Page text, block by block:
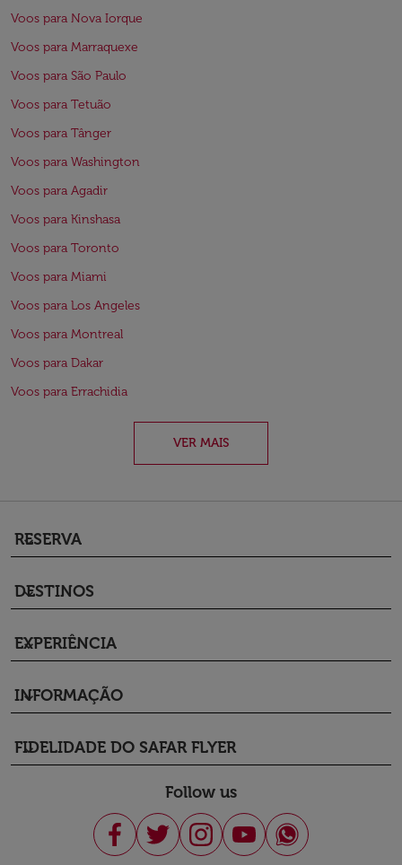
Voos para Nova Iorque
Voos para Marraquexe
Voos para São Paulo
Voos para Tetuão
Voos para Tânger
Voos para Washington
Voos para Agadir
Voos para Kinshasa
Voos para Toronto
Voos para Miami
Voos para Los Angeles
Voos para Montreal
Voos para Dakar
Voos para Errachidia
VER MAIS
RESERVA
keyboard_arrow_down
DESTINOS
keyboard_arrow_down
EXPERIÊNCIA
keyboard_arrow_down
INFORMAÇÃO
keyboard_arrow_down
FIDELIDADE DO SAFAR FLYER
keyboard_arrow_down
Follow us